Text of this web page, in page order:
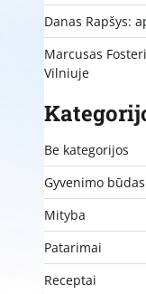
Danas Rapšys:
Marcusas
Vilniuje
Be kategorijos
Gyvenimo būdas
Mityba
Patarimai
Receptai